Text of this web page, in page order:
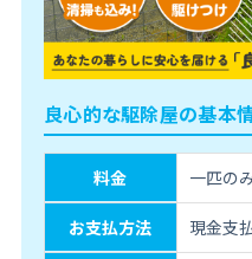
良心的な駆除屋の基本
料金 一匹の
お支払方法 現金支